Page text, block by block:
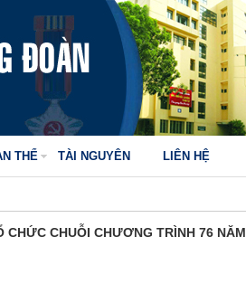
THỂ TÀI NGUYÊN LIÊN HỆ
CHUỖI CHƯƠNG TRÌNH 76 NĂM